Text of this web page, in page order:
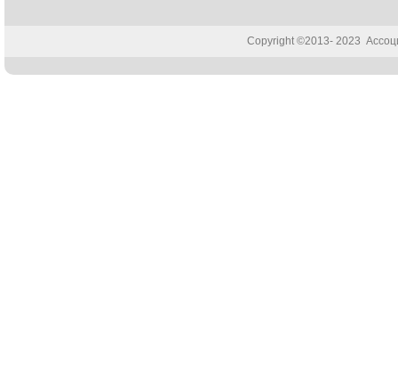
Copyright ©2013- 2023